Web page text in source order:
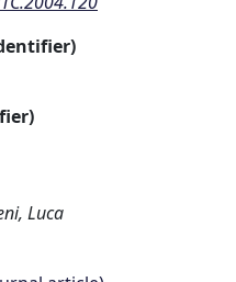
Luca